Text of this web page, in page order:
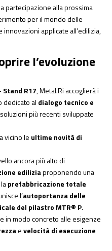
partecipazione alla prossima
per il mondo delle
applicate all’edilizia,
l’evoluzione
Stand R17, Metal.Ri accoglierà i
dedicato al dialogo tecnico e
più recenti sviluppate
vicino le ultime novità di
ancora più alto di
ediliziaproponendo una
prefabbricazione totale
l’autoportanza delle
del pilastro MTR® P.
in modo concreto alle esigenze
evelocità di esecuzione